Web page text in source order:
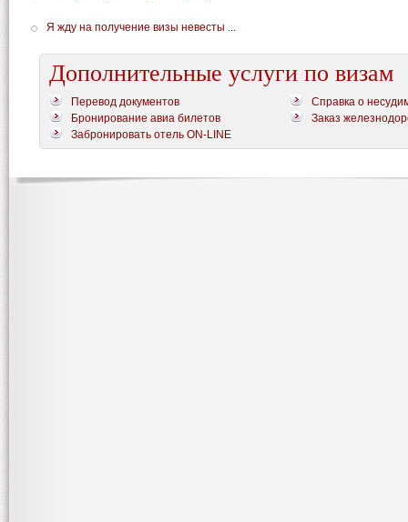
Я жду на получение визы невесты ...
Дополнительные услуги по визам
Перевод документов
Справка о
Бронирование авиа билетов
Заказ
Забронировать отель ON-LINE